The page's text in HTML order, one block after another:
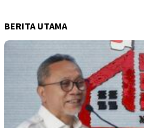
BERITA UTAMA